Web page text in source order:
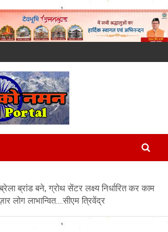
Today, Breaking
News in
ब्रांड बने, ग्रोथ सेंटर लक्ष्य निर्धारित कर काम
लोग लाभान्वित….सीएम त्रिवेंद्र